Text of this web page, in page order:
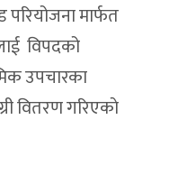
परियोजना मार्फत
विपदको
उपचारका
वितरण गरिएकाे